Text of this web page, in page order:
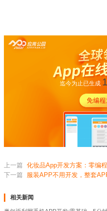
迄今为止已生成
上一篇 化妆品App开发方案：零编
下一篇
服装APP不用开发，整套
相关新闻